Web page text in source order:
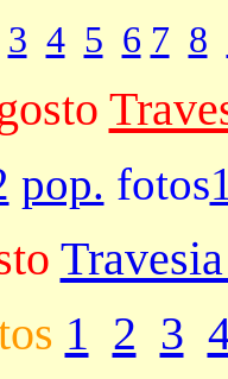
3 4 5 6 7 8
pop. fotos
1 2 3